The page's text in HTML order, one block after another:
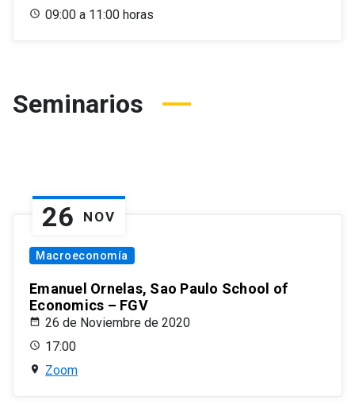
09:00 a 11:00 horas
Seminarios
26 NOV
Macroeconomía
Emanuel Ornelas, Sao Paulo School of
Economics – FGV
26 de Noviembre de 2020
17:00
Zoom